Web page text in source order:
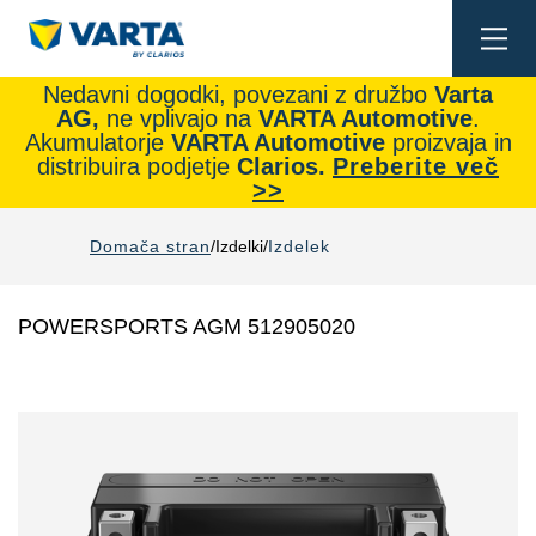
Nedavni dogodki, povezani z družbo Varta
AG, ne vplivajo na VARTA Automotive.
Akumulatorje VARTA Automotiveproizvaja in
distribuira podjetje Clarios. Preberite več
>>
Domača stran Izdelki Izdelek
POWERSPORTS AGM 512905020